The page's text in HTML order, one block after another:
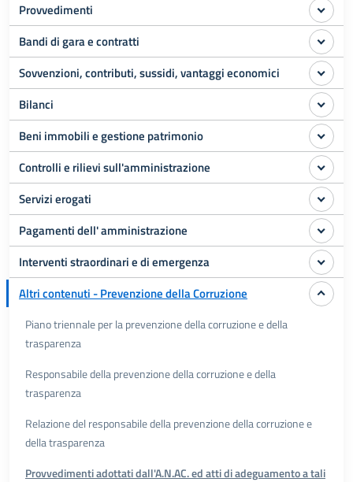
Provvedimenti
Bandi di gara e contratti
Sovvenzioni, contributi, sussidi, vantaggi economici
Bilanci
Beni immobili e gestione patrimonio
Controlli e rilievi sull'amministrazione
Servizi erogati
Pagamenti dell' amministrazione
Interventi straordinari e di emergenza
Altri contenuti - Prevenzione della Corruzione
Piano triennale per la prevenzione della corruzione e della
trasparenza
Responsabile della prevenzione della corruzione e della
trasparenza
Relazione del responsabile della prevenzione della corruzione e
della trasparenza
Provvedimenti adottati dall'A.N.AC. ed atti di adeguamento a tali